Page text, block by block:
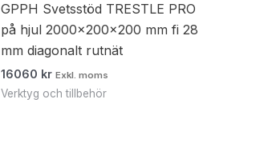
GPPH Svetsstöd TRESTLE PRO
på hjul 2000x200x200 mm fi 28
mm diagonalt rutnät
16060 kr Exkl. moms
Verktyg och tillbehör